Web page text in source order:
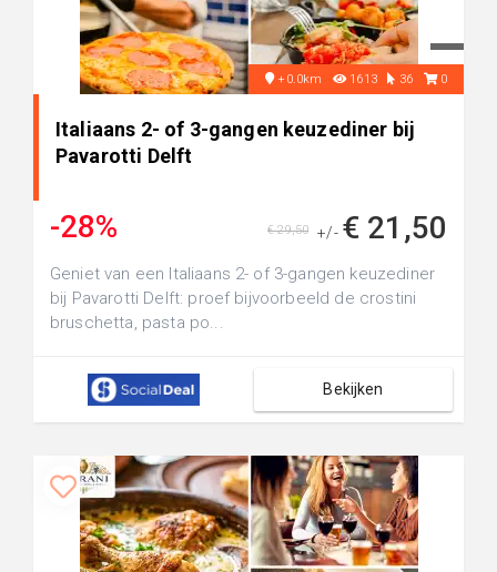
+0.0km 1613 36 0
Italiaans 2- of 3-gangen keuzediner bij
Pavarotti Delft
-28% +/- € 21,50
€ 29,50
Geniet van een Italiaans 2- of 3-gangen keuzediner
bij Pavarotti Delft: proef bijvoorbeeld de crostini
bruschetta, pasta po...
Bekijken